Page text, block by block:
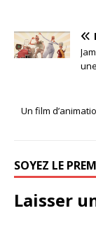
Un film
SOYEZ LE
Laisser